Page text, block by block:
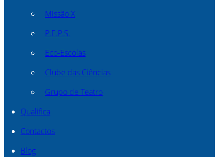
Missão X
P.E.P.S.
Eco-Escolas
Clube das Ciências
Grupo de Teatro
Qualifica
Contactos
Blog